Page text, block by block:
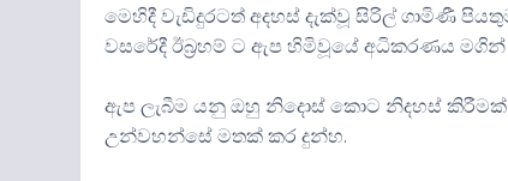
මෙහිදී වැඩිදුරටත් අදහස් දැක්වූ සිරිල් ගාමිණී
වසරේදී ඊබ්‍රහම් ට ඇප හිමිවූයේ අධිකරණය මගින්
ඇප ලැබීම යනු ඔහු නිදොස් කොට නිදහස්
උන්වහන්සේ මතක් කර දුන්හ.